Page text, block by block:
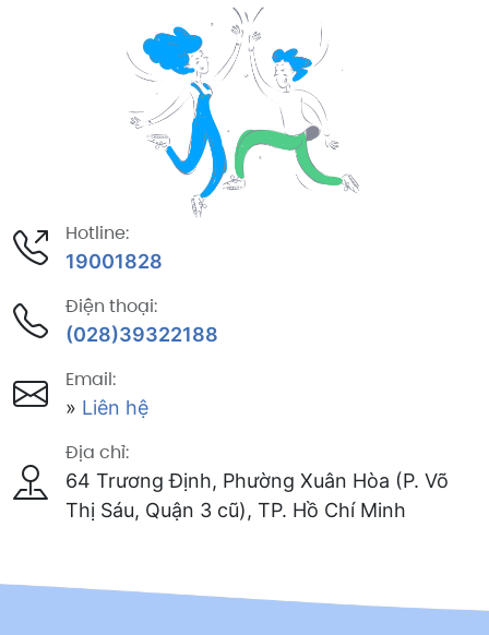
Hotline:
19001828
Điện thoại:
(028)39322188
Email:
» Liên hệ
Địa chỉ:
64 Trương Định, Phường Xuân Hòa (P. Võ
Thị Sáu, Quận 3 cũ), TP. Hồ Chí Minh